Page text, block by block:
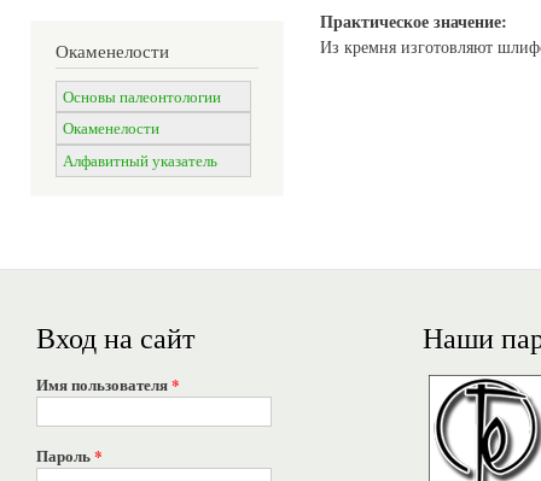
Окаменелости
Основы палеонтологии
Окаменелости
Алфавитный указатель
Практическое значение:
Из кремня изготовляют
Вход на сайт
Имя пользователя*
Пароль*
Наши